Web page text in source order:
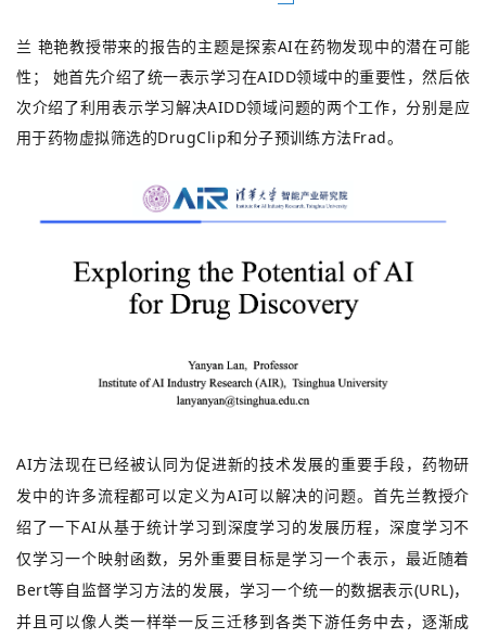
兰 艳艳教授带来的报告的主题是探索AI在药物发现中的潜在可能
性；
她首先介绍了统一表示学习在AIDD领域中的重要性，然后依
次介绍了利用表示学习解决AIDD领域问题的两个工作，分别是应
用于药物虚拟筛选的DrugClip和分子预训练方法Frad。
AI方法现在已经被认同为促进新的技术发展的重要手段，药物研
发中的许多流程都可以定义为AI可以解决的问题。首先兰教授介
绍了一下AI从基于统计学习到深度学习的发展历程，深度学习不
仅学习一个映射函数，另外重要目标是学习一个表示，最近随着
Bert等自监督学习方法的发展，学习一个统一的数据表示(URL)，
并且可以像人类一样举一反三迁移到各类下游任务中去，逐渐成